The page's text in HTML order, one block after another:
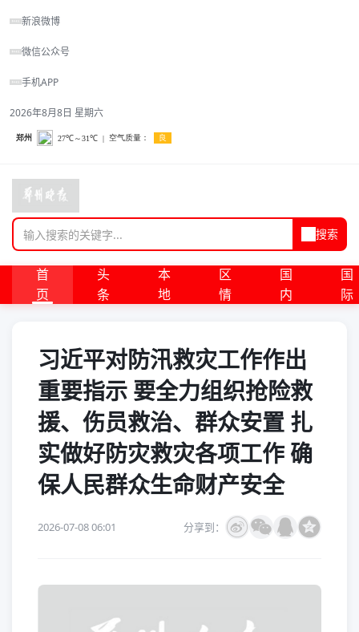
新浪微博
微信公众号
手机APP
2026年8月8日 星期六
搜索
首
页
头
条
本
地
区
情
国
内
国
际
习近平对防汛救灾工作作出
重要指示 要全力组织抢险救
援、伤员救治、群众安置 扎
实做好防灾救灾各项工作 确
保人民群众生命财产安全
2026-07-08 06:01 分享到：